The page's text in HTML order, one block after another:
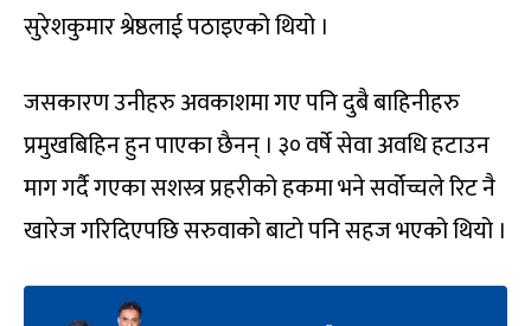
सुरेशकुमार श्रेष्ठलाई पठाइएको थियो ।
जसकारण उनीहरु अवकाशमा गए पनि दुबै बाहिनीहरु
प्रमुखबिहिन हुन पाएका छैनन् । ३० वर्षे सेवा अवधि हटाउन
माग गर्दै गएका सशस्त्र प्रहरीको हकमा भने सर्वोच्चले रिट नै
खारेज गरिदिएपछि सरुवाको बाटो पनि सहज भएको थियो ।